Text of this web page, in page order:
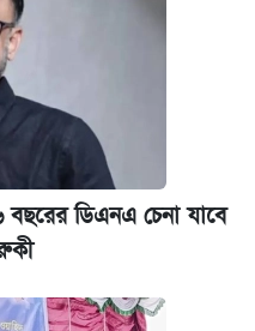
জানাল কর্তৃপক্ষ
বছরের ডিএনএ চেনা যাবে